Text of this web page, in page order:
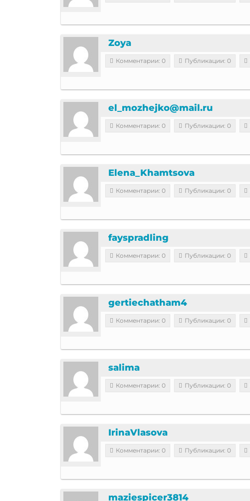
Zoya
Комментарии: 0 Публикации: 0
el_mozhejko@mail.ru
Комментарии: 0 Публикации: 0
Elena_Khamtsova
Комментарии: 0 Публикации: 0
fayspradling
Комментарии: 0 Публикации: 0
gertiechatham4
Комментарии: 0 Публикации: 0
salima
Комментарии: 0 Публикации: 0
IrinaVlasova
Комментарии: 0 Публикации: 0
maziespicer3814